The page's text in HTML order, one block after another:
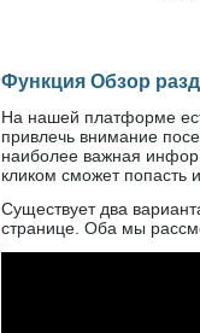
Функция Обзор
На нашей платформе
привлечь внимание
наиболее важная
кликом сможет попасть
Существует два
странице. Оба мы